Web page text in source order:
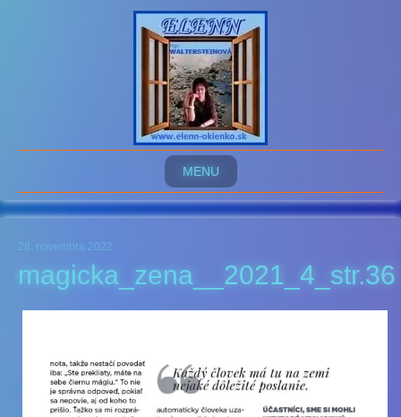
MENU
28. novembra 2022
magicka_zena__2021_4_str.36